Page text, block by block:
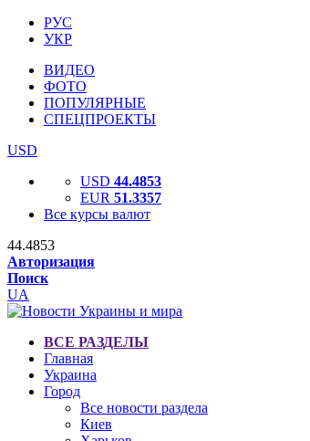
РУС
УКР
ВИДЕО
ФОТО
ПОПУЛЯРНЫЕ
СПЕЦПРОЕКТЫ
USD
USD 44.4853
EUR 51.3357
Все курсы валют
44.4853
Авторизация
Поиск
UA
ВСЕ РАЗДЕЛЫ
Главная
Украина
Город
Все новости раздела
Киев